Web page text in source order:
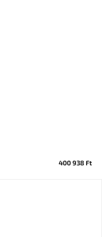
400 938 Ft